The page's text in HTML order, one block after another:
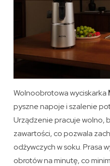
Wolnoobrotowa wyciskarka
pyszne napoje i szalenie
Urządzenie pracuje wolno,
zawartości, co pozwala
odżywczych w soku. Prasa
obrotów na minutę, co